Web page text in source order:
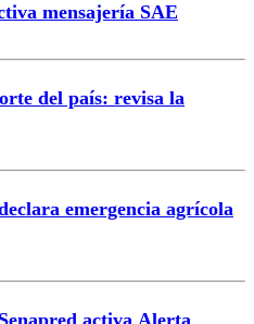
mensajería SAE
del país: revisa la
emergencia agrícola
activa Alerta